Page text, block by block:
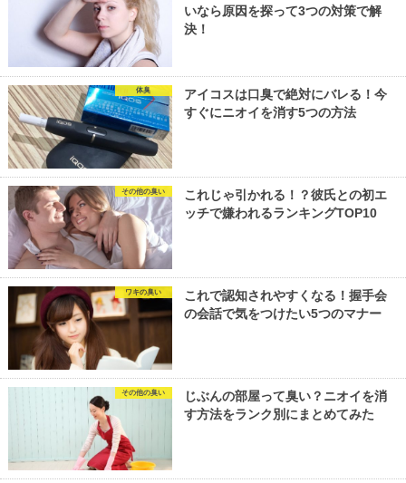
いなら原因を探って3つの対策で解
決！
体臭
アイコスは口臭で絶対にバレる！今
すぐにニオイを消す5つの方法
その他の臭い
これじゃ引かれる！？彼氏との初エ
ッチで嫌われるランキングTOP10
ワキの臭い
これで認知されやすくなる！握手会
の会話で気をつけたい5つのマナー
その他の臭い
じぶんの部屋って臭い？ニオイを消
す方法をランク別にまとめてみた